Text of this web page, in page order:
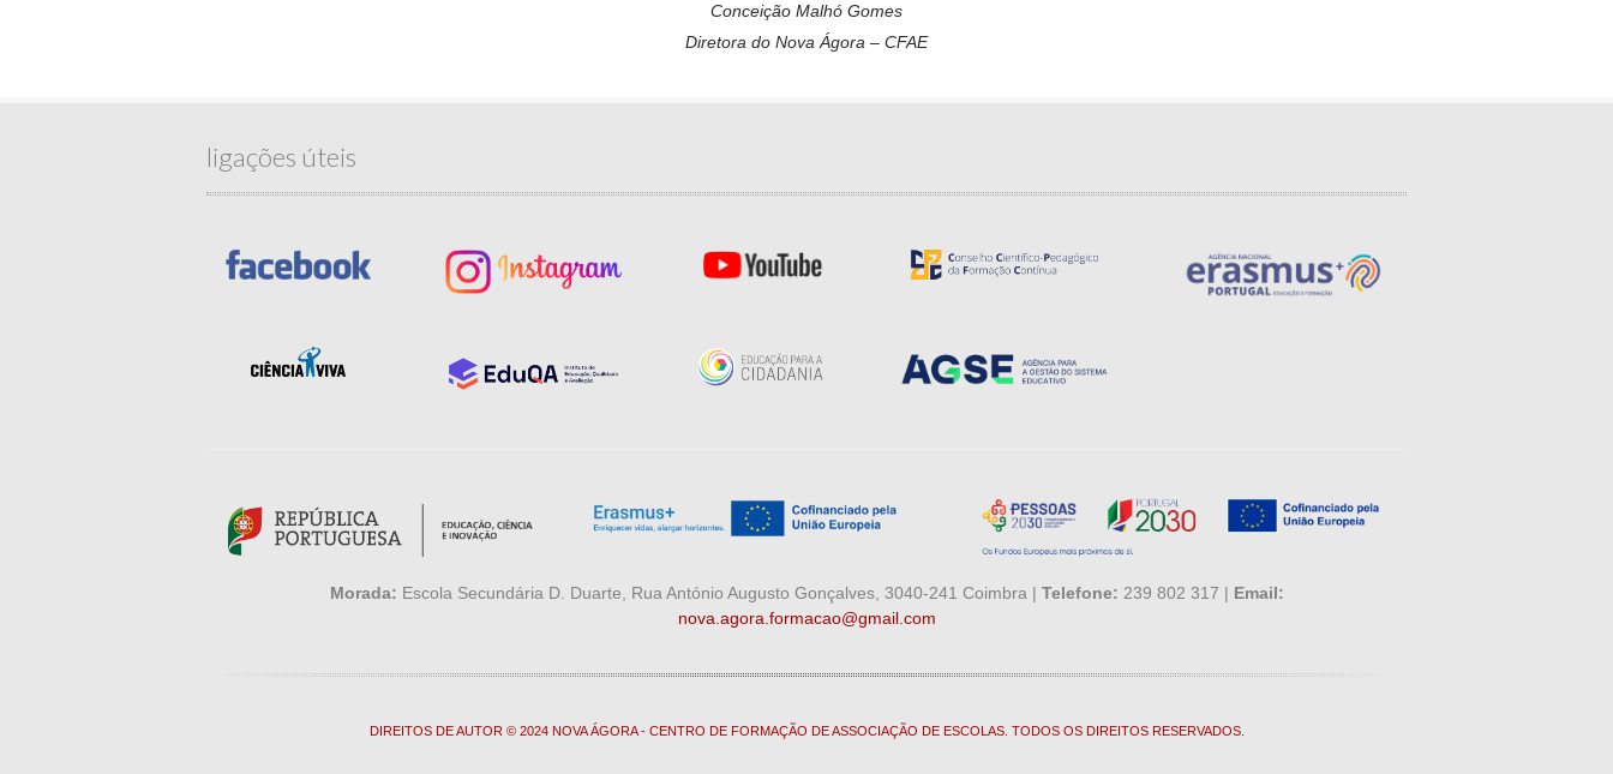
Conceição Malhó Gomes
Diretora do Nova Ágora – CFAE
ligações úteis
Morada: Escola Secundária D. Duarte, Rua António Augusto Gonçalves, 3040-241 Coimbra | Telefone: 239 802 317 | Email:
nova.agora.formacao@gmail.com
DIREITOS DE AUTOR © 2024 NOVA ÁGORA - CENTRO DE FORMAÇÃO DE ASSOCIAÇÃO DE ESCOLAS. TODOS OS DIREITOS RESERVADOS.